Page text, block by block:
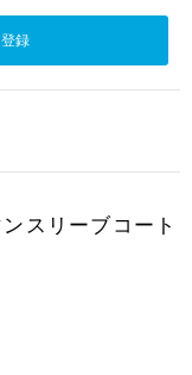
録
スリーブコート